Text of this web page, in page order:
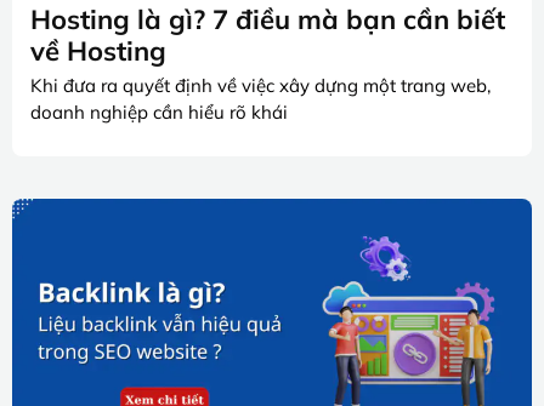
Hosting là gì? 7 điều mà bạn cần biết
về Hosting
Khi đưa ra quyết định về việc xây dựng một trang web,
doanh nghiệp cần hiểu rõ khái